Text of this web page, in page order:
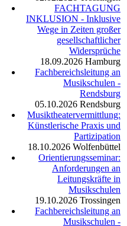
FACHTAGUNG
INKLUSION - Inklusive
Wege in Zeiten großer
gesellschaftlicher
Widersprüche
18.09.2026 Hamburg
Fachbereichsleitung an
Musikschulen -
Rendsburg
05.10.2026 Rendsburg
Musiktheatervermittlung:
Künstlerische Praxis und
Partizipation
18.10.2026 Wolfenbüttel
Orientierungsseminar:
Anforderungen an
Leitungskräfte in
Musikschulen
19.10.2026 Trossingen
Fachbereichsleitung an
Musikschulen -